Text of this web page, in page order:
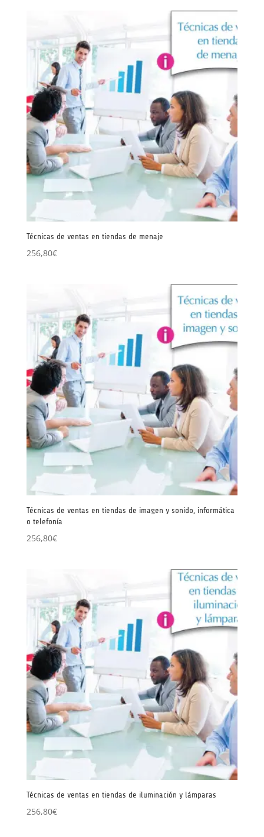
Técnicas de ventas en tiendas de menaje
256,80€
Técnicas de ventas en tiendas de imagen y sonido, informática
o telefonía
256,80€
Técnicas de ventas en tiendas de iluminación y lámparas
256,80€